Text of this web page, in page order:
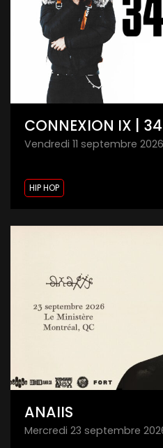
CONNEXION IX |
vendredi 11 septembre 2026
HIP HOP
ANAIIS
mercredi 23 septembre